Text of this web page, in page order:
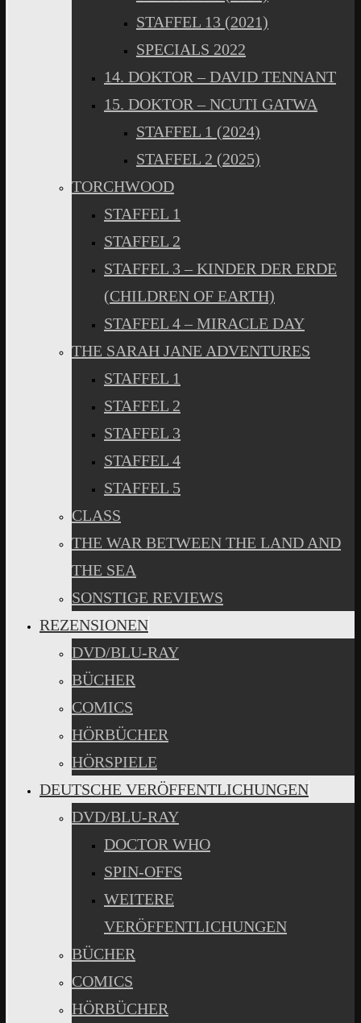
STAFFEL 13 (2021)
SPECIALS 2022
14. DOKTOR – DAVID TENNANT
15. DOKTOR – NCUTI GATWA
STAFFEL 1 (2024)
STAFFEL 2 (2025)
TORCHWOOD
STAFFEL 1
STAFFEL 2
STAFFEL 3 – KINDER DER ERDE
(CHILDREN OF EARTH)
STAFFEL 4 – MIRACLE DAY
THE SARAH JANE ADVENTURES
STAFFEL 1
STAFFEL 2
STAFFEL 3
STAFFEL 4
STAFFEL 5
CLASS
THE WAR BETWEEN THE LAND AND
THE SEA
SONSTIGE REVIEWS
REZENSIONEN
DVD/BLU-RAY
BÜCHER
COMICS
HÖRBÜCHER
HÖRSPIELE
DEUTSCHE VERÖFFENTLICHUNGEN
DVD/BLU-RAY
DOCTOR WHO
SPIN-OFFS
WEITERE
VERÖFFENTLICHUNGEN
BÜCHER
COMICS
HÖRBÜCHER